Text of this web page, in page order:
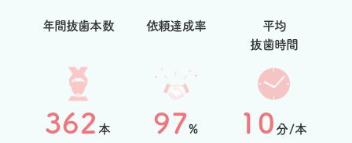
年間抜歯本数
362 本
依頼達成率
97%
平均
抜歯時間
10分/本